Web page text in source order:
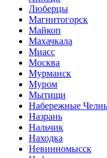
Люберцы
Магнитогорск
Майкоп
Махачкала
Миасс
Москва
Мурманск
Муром
Мытищи
Набережные
Назрань
Нальчик
Находка
Невинномысск